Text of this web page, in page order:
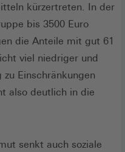
kürzertreten. In der
bis 3500 Euro
die Anteile mit gut 61
viel niedriger und
Einschränkungen
also deutlich in die
senkt auch soziale